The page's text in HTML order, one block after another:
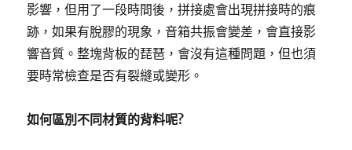
影響，但用了一段時間後，拼接處會出現拼接時的痕
跡，如果有脫膠的現象，音箱共振會變差，會直接影
響音質。整塊背板的琵琶，會沒有這種問題，但也須
要時常檢查是否有裂縫或變形。
如何區別不同材質的背料呢?